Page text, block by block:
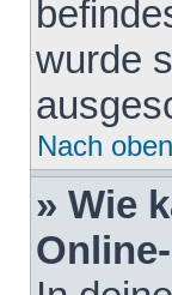
wurde
Nach oben
» Wie